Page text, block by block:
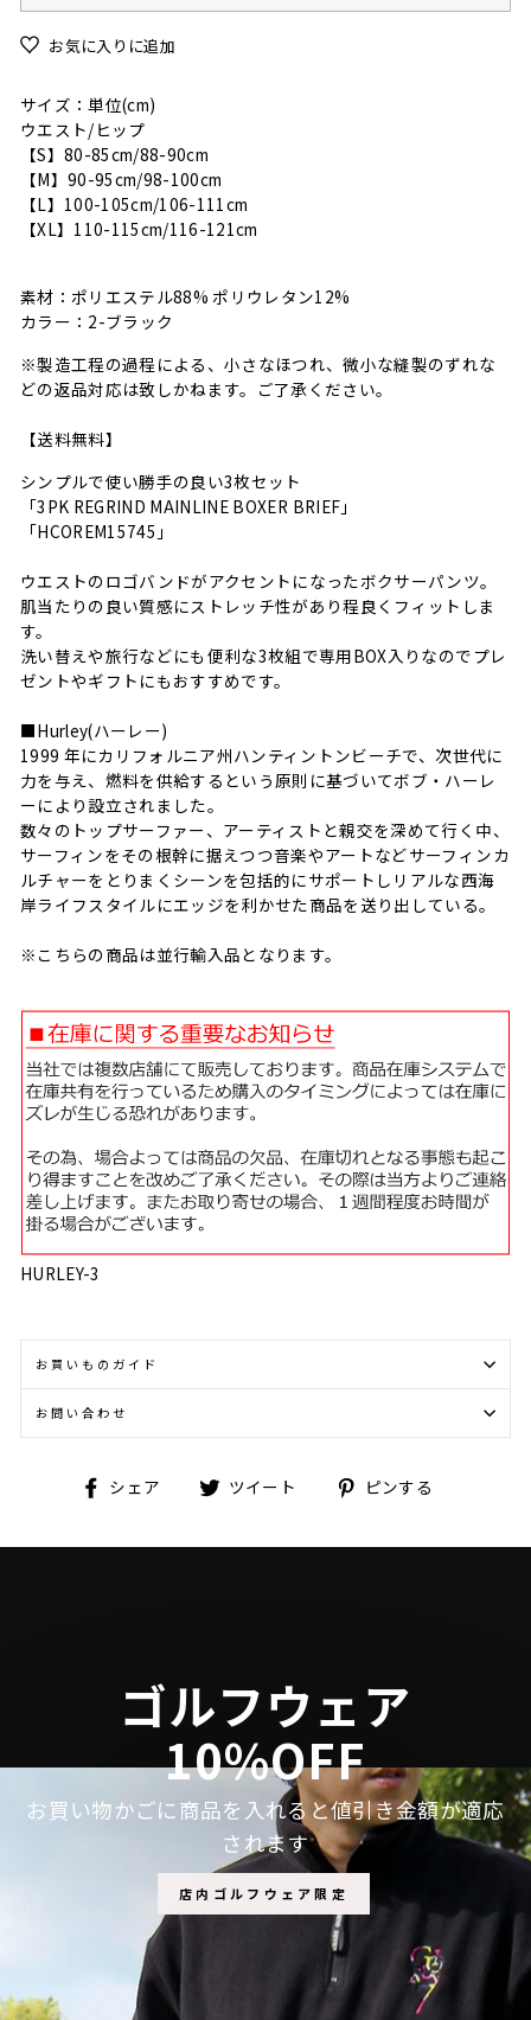
お気に入りに追加
サイズ：単位(cm)
ウエスト/ヒップ
【S】80-85cm/88-90cm
【M】90-95cm/98-100cm
【L】100-105cm/106-111cm
【XL】110-115cm/116-121cm
素材：ポリエステル88% ポリウレタン12%
カラー：2-ブラック
※製造工程の過程による、小さなほつれ、微小な縫製のずれな
どの返品対応は致しかねます。ご了承ください。
【送料無料】
シンプルで使い勝手の良い3枚セット
「3PK REGRIND MAINLINE BOXER BRIEF」
「HCOREM15745」
ウエストのロゴバンドがアクセントになったボクサーパンツ。
肌当たりの良い質感にストレッチ性があり程良くフィットしま
す。
洗い替えや旅行などにも便利な3枚組で専用BOX入りなのでプレ
ゼントやギフトにもおすすめです。
■Hurley(ハーレー)
1999 年にカリフォルニア州ハンティントンビーチで、次世代に
力を与え、燃料を供給するという原則に基づいてボブ・ハーレ
ーにより設立されました。
数々のトップサーファー、アーティストと親交を深めて行く中、
サーフィンをその根幹に据えつつ音楽やアートなどサーフィンカ
ルチャーをとりまくシーンを包括的にサポートしリアルな西海
岸ライフスタイルにエッジを利かせた商品を送り出している。
※こちらの商品は並行輸入品となります。
HURLEY-3
お買いものガイド
お問い合わせ
シェア
Facebookツイート
Twitterピンする
ゴルフウェア
10%OFF
お買い物かごに商品を入れると値引き金額が適応
されます
店内ゴルフウェア限定